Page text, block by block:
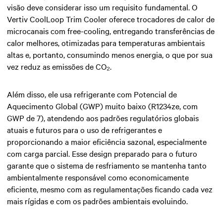
visão deve considerar isso um requisito fundamental. O
Vertiv CoolLoop Trim Cooler oferece trocadores de calor de
microcanais com free-cooling, entregando transferências de
calor melhores, otimizadas para temperaturas ambientais
altas e, portanto, consumindo menos energia, o que por sua
vez reduz as emissões de CO₂.
Além disso, ele usa refrigerante com Potencial de
Aquecimento Global (GWP) muito baixo (R1234ze, com
GWP de 7), atendendo aos padrões regulatórios globais
atuais e futuros para o uso de refrigerantes e
proporcionando a maior eficiência sazonal, especialmente
com carga parcial. Esse design preparado para o futuro
garante que o sistema de resfriamento se mantenha tanto
ambientalmente responsável como economicamente
eficiente, mesmo com as regulamentações ficando cada vez
mais rígidas e com os padrões ambientais evoluindo.